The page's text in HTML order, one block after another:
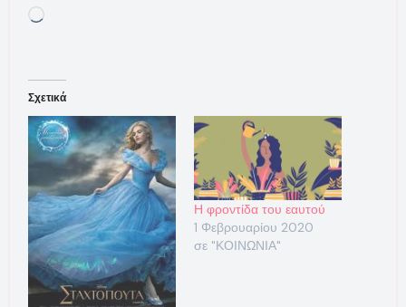
Loading…
Σχετικά
Η φροντίδα του εαυτού
1 Φεβρουαρίου 2020
σε "ΚΟΙΝΩΝΙΑ"